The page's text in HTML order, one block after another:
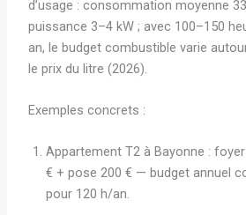
d’usage : consommation moyenne
puissance 3–4 kW ; avec 100–150
an, le budget combustible varie
le prix du litre (2026).
Exemples concrets :
Appartement T2 à Bayonne :
€ + pose 200 € — budget annuel
pour 120 h/an.